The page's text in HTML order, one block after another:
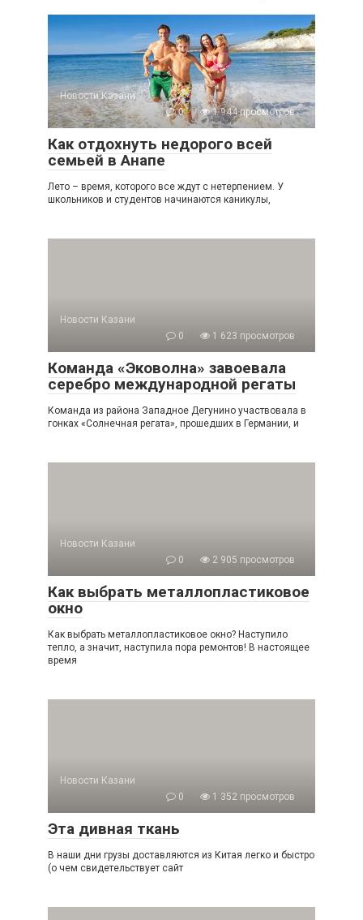
Новости Казани
0
1 944 просмотров
Как отдохнуть недорого всей
семьей в Анапе
Лето – время, которого все ждут с нетерпением. У
школьников и студентов начинаются каникулы,
Новости Казани
0
1 623 просмотров
Команда «Эковолна» завоевала
серебро международной регаты
Команда из района Западное Дегунино участвовала в
гонках «Солнечная регата», прошедших в Германии, и
Новости Казани
0
2 905 просмотров
Как выбрать металлопластиковое
окно
Как выбрать металлопластиковое окно? Наступило
тепло, а значит, наступила пора ремонтов! В настоящее
время
Новости Казани
0
1 352 просмотров
Эта дивная ткань
В наши дни грузы доставляются из Китая легко и быстро
(о чем свидетельствует сайт